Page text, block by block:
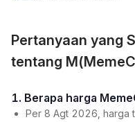
Pertanyaan yang
tentang
1. Berapa harga
Per 8 Agt 2026, harga